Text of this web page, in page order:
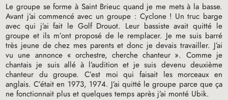
Le groupe se forme à Saint Brieuc quand je me mets à la basse.
Avant j’ai commencé avec un groupe : Cyclone ! Un truc barge
avec qui j’ai fait le Golf Drouot. Leur bassiste avait quitté le
groupe et ils m’ont proposé de le remplacer. Je me suis barré
très jeune de chez mes parents et donc je devais travailler. J’ai
vu une annonce « orchestre, cherche chanteur ». Comme je
chantais je suis allé à l’audition et je suis devenu deuxième
chanteur du groupe. C’est moi qui faisait les morceaux en
anglais. C’était en 1973, 1974. J’ai quitté le groupe parce que ça
ne fonctionnait plus et quelques temps après j’ai monté Ubik.